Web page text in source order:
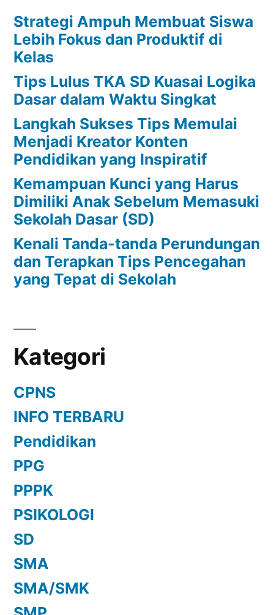
Strategi Ampuh Membuat Siswa
Lebih Fokus dan Produktif di
Kelas
Tips Lulus TKA SD Kuasai Logika
Dasar dalam Waktu Singkat
Langkah Sukses Tips Memulai
Menjadi Kreator Konten
Pendidikan yang Inspiratif
Kemampuan Kunci yang Harus
Dimiliki Anak Sebelum Memasuki
Sekolah Dasar (SD)
Kenali Tanda-tanda Perundungan
dan Terapkan Tips Pencegahan
yang Tepat di Sekolah
Kategori
CPNS
INFO TERBARU
Pendidikan
PPG
PPPK
PSIKOLOGI
SD
SMA
SMA/SMK